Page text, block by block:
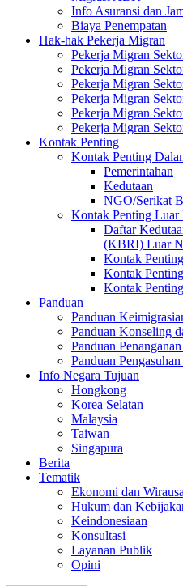
Info Asuransi dan
Biaya Penempatan
Hak-hak Pekerja Migran
Pekerja Migran
Pekerja Migran
Pekerja Migran
Pekerja Migran
Pekerja Migran
Pekerja Migran
Kontak Penting
Kontak Penting
Pemerintahan
Kedutaan
NGO/Serikat
Kontak Penting Luar
Daftar
(KBRI) Luar
Kontak
Kontak
Kontak
Panduan
Panduan
Panduan Konseling
Panduan
Panduan
Info Negara Tujuan
Hongkong
Korea Selatan
Malaysia
Taiwan
Singapura
Berita
Tematik
Ekonomi dan
Hukum dan
Keindonesiaan
Konsultasi
Layanan Publik
Opini